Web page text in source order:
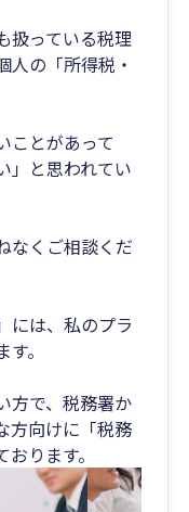
扱っている税理
人の「所得税・
ことがあって
」と思われてい
なくご相談くだ
には、私のプラ
。
方で、税務署か
方向けに「税務
ります。